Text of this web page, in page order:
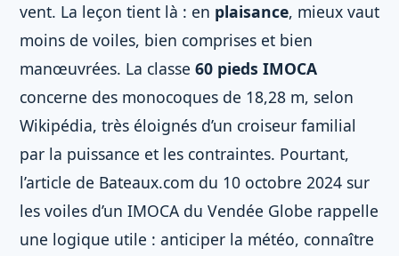
vent. La leçon tient là : en plaisance, mieux vaut
moins de voiles, bien comprises et bien
manœuvrées. La classe 60 pieds IMOCA
concerne des monocoques de 18,28 m, selon
Wikipédia, très éloignés d’un croiseur familial
par la puissance et les contraintes. Pourtant,
l’article de Bateaux.com du 10 octobre 2024 sur
les voiles d’un IMOCA du Vendée Globe rappelle
une logique utile : anticiper la météo, connaître